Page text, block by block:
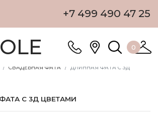
+7 499 490 47 25
0
СВАДЕБНАЯ ФАТА
ДЛИННАЯ ФАТА С 3Д
С 3Д ЦВЕТАМИ